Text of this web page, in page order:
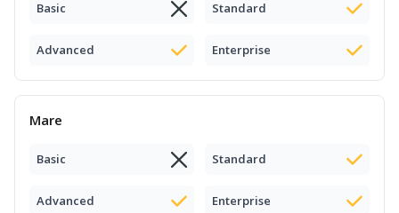
Basic Standard
Advanced Enterprise
Mare
Basic Standard
Advanced Enterprise